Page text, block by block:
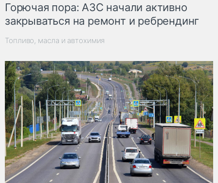
Горючая пора: АЗС начали активно
закрываться на ремонт и ребрендинг
Топливо, масла и автохимия